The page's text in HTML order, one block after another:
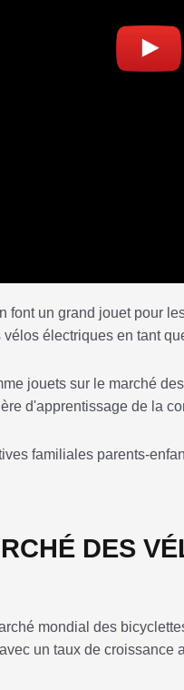
font un grand jouet pour
électriques en tant
jouets sur le marché
d'apprentissage de la
familiales parents-
DES
mondial des
un taux de croissance